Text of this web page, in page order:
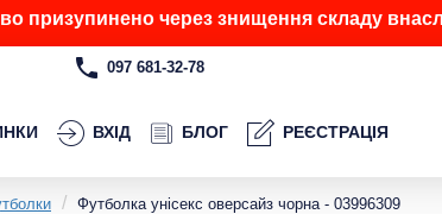
призупинено через знищення складу
097 681-32-78
ВХІД БЛОГ РЕЄСТРАЦІЯ
Футболка унісекс оверсайз чорна - 03996309